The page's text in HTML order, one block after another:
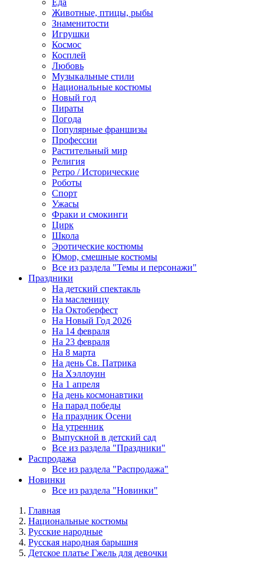
Еда
Животные, птицы, рыбы
Знаменитости
Игрушки
Космос
Косплей
Любовь
Музыкальные стили
Национальные костюмы
Новый год
Пираты
Погода
Популярные франшизы
Профессии
Растительный мир
Религия
Ретро / Исторические
Роботы
Спорт
Ужасы
Фраки и смокинги
Цирк
Школа
Эротические костюмы
Юмор, смешные костюмы
Все из раздела "Темы и персонажи"
Праздники
На детский спектакль
На масленицу
На Октоберфест
На Новый Год 2026
На 14 февраля
На 23 февраля
На 8 марта
На день Св. Патрика
На Хэллоуин
На 1 апреля
На день космонавтики
На парад победы
На праздник Осени
На утренник
Выпускной в детский сад
Все из раздела "Праздники"
Распродажа
Все из раздела "Распродажа"
Новинки
Все из раздела "Новинки"
Главная
Национальные костюмы
Русские народные
Русская народная барышня
Детское платье Гжель для девочки